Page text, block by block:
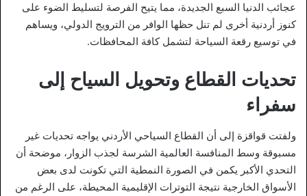
عجائب الدنيا السبع الجديدة، مما يتيح الفرصة لتسليط الضوء على
كنوز أردنية أخرى لم تنل حظها الوافر من الترويج الدولي، ويساهم
في توسيع رقعة السياحة لتشمل كافة المحافظات.
تحديات القطاع وتحويل السياح إلى
سفراء
ولفتت قواقزة إلى أن القطاع السياحي الأردني يواجه تحديات غير
مسبوقة وسط المنافسة العالمية الشرسة لجذب الزوار، موضحة أن
التحدي الأكبر يكمن في الصورة النمطية التي تكونت لدى بعض
الأسواق الخارجية نتيجة التوترات الإقليمية المحيطة، على الرغم من